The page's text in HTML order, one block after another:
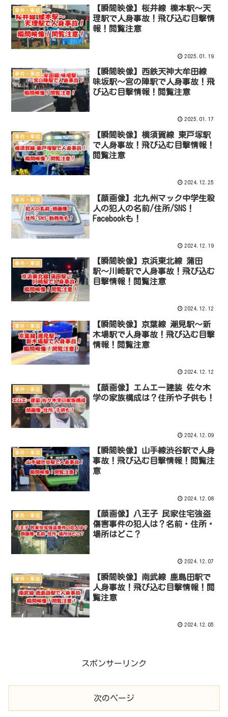
事件・事故
【瞬間映像】桜井線 櫟本駅〜天
理駅で人身事故！飛び込む目撃情
報！閲覧注意
2025.01.19
事件・事故
【瞬間映像】西鉄天神大牟田線
味坂駅〜宮の陣駅で人身事故！飛
び込む目撃情報！閲覧注意
2025.01.17
事件・事故
【瞬間映像】横須賀線 東戸塚駅
で人身事故！飛び込む目撃情報！
閲覧注意
2024.12.25
事件・事故
【顔画像】北九州マック中学生殺
人の犯人の名前/住所/SNS！
Facebookも！
2024.12.19
事件・事故
【瞬間映像】京浜東北線 蒲田
駅〜川崎駅で人身事故！飛び込む
目撃情報！閲覧注意
2024.12.12
事件・事故
【瞬間映像】京葉線 潮見駅〜新
木場駅で人身事故！飛び込む目撃
情報！閲覧注意
2024.12.12
事件・事故
【顔画像】エムエー建装 佐々木
学の家族構成は？住所や子供も！
2024.12.09
事件・事故
【瞬間映像】山手線渋谷駅で人身
事故！飛び込む目撃情報！閲覧注
意
2024.12.08
事件・事故
【顔画像】八王子 民家住宅強盗
傷害事件の犯人は？名前・住所・
場所はどこ？
2024.12.07
事件・事故
【瞬間映像】南武線 鹿島田駅で
人身事故！飛び込む目撃情報！閲
覧注意
2024.12.05
スポンサーリンク
次のページ